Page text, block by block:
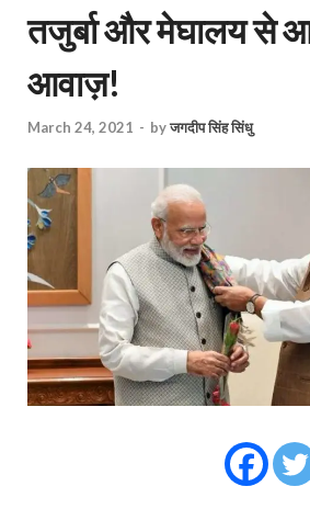
तजुर्बा और मेघालय से
आवाज़!
March 24, 2021 - byजगदीप सिंह सिंधु